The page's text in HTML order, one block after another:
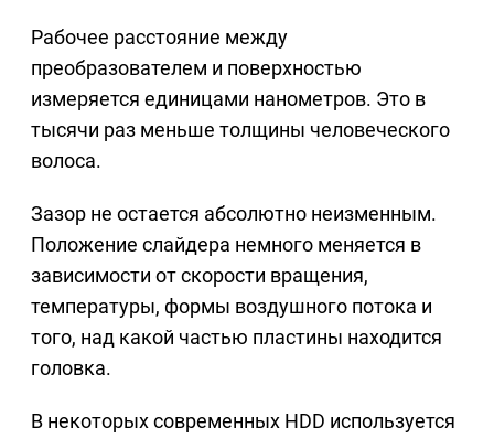
Рабочее расстояние между
преобразователем и поверхностью
измеряется единицами нанометров. Это в
тысячи раз меньше толщины человеческого
волоса.
Зазор не остается абсолютно неизменным.
Положение слайдера немного меняется в
зависимости от скорости вращения,
температуры, формы воздушного потока и
того, над какой частью пластины находится
головка.
В некоторых современных HDD используется